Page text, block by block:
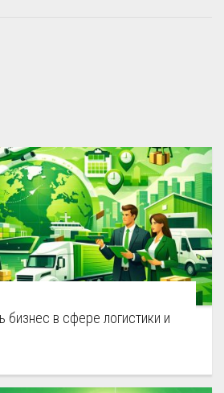
бизнес в сфере логистики и